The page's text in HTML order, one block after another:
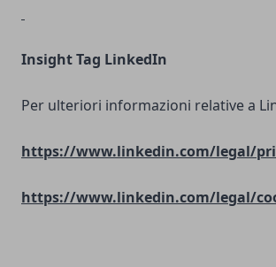
Insight Tag LinkedIn
Per ulteriori informazioni relative a
https://www.linkedin.com/legal/
https://www.linkedin.com/legal/